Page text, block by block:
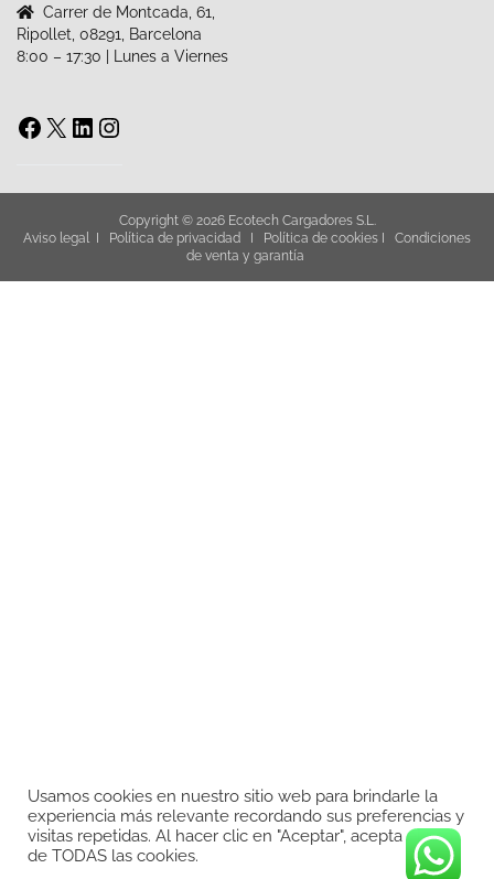
Carrer de Montcada, 61,
Ripollet, 08291, Barcelona
8:00 – 17:30 | Lunes a Viernes
Copyright © 2026 Ecotech Cargadores S.L.
Aviso legal
I Política de privacidad I Política de cookies I Condiciones
de venta y garantía
Usamos cookies en nuestro sitio web para brindarle la
experiencia más relevante recordando sus preferencias y
visitas repetidas. Al hacer clic en "Aceptar", acepta el uso
de TODAS las cookies.